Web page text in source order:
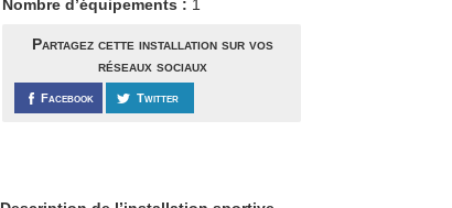
Nombre d’équipements : 1
Partagez cette installation sur vos
réseaux sociaux
Facebook Twitter